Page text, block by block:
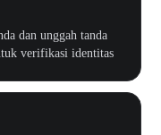
dan unggah tanda
verifikasi identitas